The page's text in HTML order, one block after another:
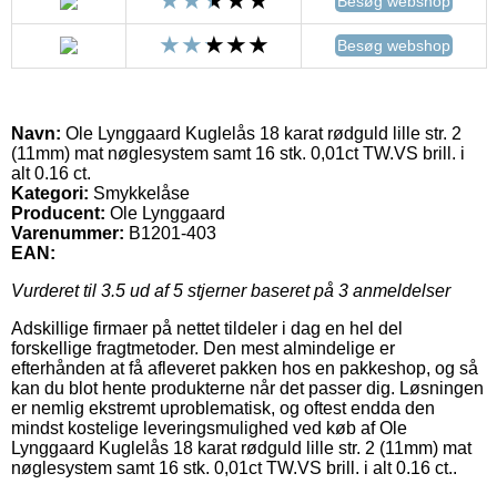
Besøg webshop
Navn: Ole Lynggaard Kuglelås 18 karat rødguld lille str. 2
(11mm) mat nøglesystem samt 16 stk. 0,01ct TW.VS brill. i
alt 0.16 ct.
Kategori: Smykkelåse
Producent: Ole Lynggaard
Varenummer: B1201-403
EAN:
Vurderet til 3.5 ud af 5 stjerner baseret på 3 anmeldelser
Adskillige firmaer på nettet tildeler i dag en hel del
forskellige fragtmetoder. Den mest almindelige er
efterhånden at få afleveret pakken hos en pakkeshop, og så
kan du blot hente produkterne når det passer dig. Løsningen
er nemlig ekstremt uproblematisk, og oftest endda den
mindst kostelige leveringsmulighed ved køb af Ole
Lynggaard Kuglelås 18 karat rødguld lille str. 2 (11mm) mat
nøglesystem samt 16 stk. 0,01ct TW.VS brill. i alt 0.16 ct..